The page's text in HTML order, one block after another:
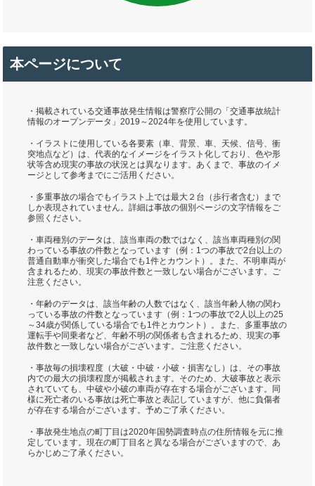
本ページについて
・掲載されている交通事故発生情報は警察庁公開の「交通事故統計
情報のオープンデータ」2019～2024年を使用しています。
・イラストに使用している各要素（車、背景、車、天候、信号、衝
突地点など）は、代表的なイメージをイラスト化しており、色や形
状等含め現実の事故の状況とは異なります。あくまで、事故のイメ
ージとして参考までにご活用ください。
・多重事故の場合でもイラスト上では最大２台（歩行者含む）まで
しか表現されていません。詳細は事故の個別ページの文字情報をご
参照ください。
・車両種別のデータは、該当車両の数ではなく、該当車両種別の関
わっている事故の件数となっています（例：1つの事故で2台以上の
普通自動車が衝突した場合でも1件とカウント）。また、不明車両が
含まれるため、現実の事故件数と一致しない場合がございます。ご
注意ください。
・年齢のデータは、該当年齢の人数ではなく、該当年齢人物の関わ
っている事故の件数となっています（例：1つの事故で2人以上の25
～34歳が関係している場合でも1件とカウント）。また、多重事故の
運転手や同乗者など、年齢不明の関係者も含まれるため、現実の事
故件数と一致しない場合がございます。ご注意ください。
・事故毎の損壊程度（大破・中破・小破・損害なし）は、その事故
内での最大の損壊程度が掲載されます。そのため、大破事故と表示
されていても、中破や小破の車両が存在する場合がございます。同
様に死亡者のいる事故は死亡事故と表記していますが、他に負傷者
が存在する場合がございます。予めご了承ください。
・事故発生地点の町丁目は2020年国勢調査時点の住所情報を元に推
定しています。現在の町丁目名と異なる場合がございますので、あ
らかじめご了承ください。